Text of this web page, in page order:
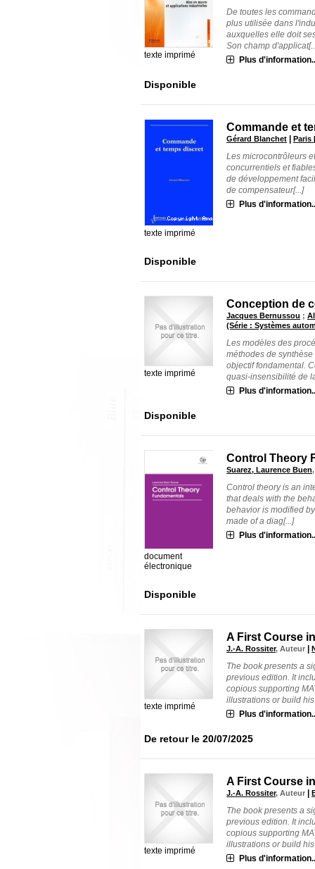
texte imprimé
De toutes les
plus utilisée dans
auxquelles elle doit
Son champ
Plus
Disponible
texte imprimé
Commande et
Gérard Blanchet |Paris
Les microcontrôleurs
concurrentiels et
de développement
de compensateur[...]
Plus
Disponible
texte imprimé
Conception de
Jacques Bernussou ;
(Série : Systèmes
Les modèles des
méthodes de
objectif fondamental.
quasi-insensibilité de
Plus
Disponible
document
électronique
Control Theory
Suarez, Laurence Buen
Control theory is an
that deals with the
behavior is modified
made of a diag[...]
Plus
Disponible
texte imprimé
A First Course
J.-A. Rossiter, Auteur |
The book presents a
previous edition. It
copious supporting
illustrations or build his
Plus
De retour le 20/07/2025
texte imprimé
A First Course
J.-A. Rossiter, Auteur |
The book presents a
previous edition. It
copious supporting
illustrations or build his
Plus